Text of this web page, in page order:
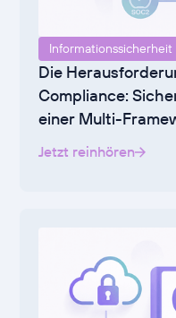
Informationssicherheit
Die
Compliance:
einer Multi-
Jetzt reinhören